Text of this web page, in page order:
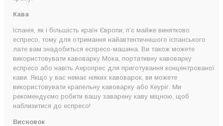
Кава
Іспанія, як і більшість країн Європи, п’є майже винятково
еспресо, тому для отримання найавтентичнішого іспанського
лате вам знадобиться еспресо-машина. Ви також можете
використовувати кавоварку Мока, портативну кавоварку
еспресо або навіть Аеропрес для приготування концентрованої
кави. Якщо у вас немає ніяких кавоварок, ви можете
використовувати крапельну кавоварку або Кеуріг. Ми
рекомендуємо робити вашу заварену каву міцною, щоб
наблизитися до еспресо!
Висновок